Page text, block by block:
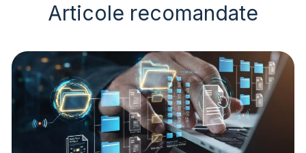
Articole recomandate